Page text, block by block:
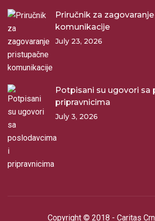
Priručnik za
komunikacije
July 23, 2026
Potpisani su ugovori sa
pripravnicima
July 3, 2026
Copyright © 2018 - Caritas